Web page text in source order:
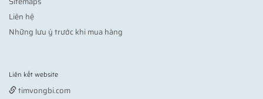
Liên hệ
Những lưu ý trước khi mua hàng
Liên kết website
timvongbi.com